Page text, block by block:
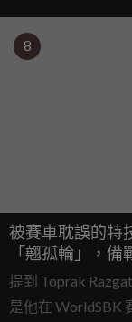
8
被賽車耽誤的特
「翹孤輪」，
提到 Toprak
是他在 WorldSBK